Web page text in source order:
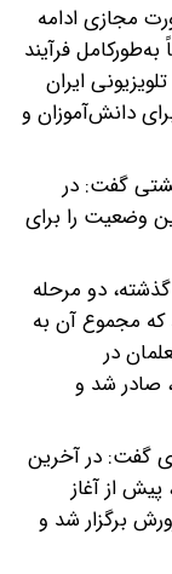
مجازی ادامه
فرآیند
ایران
دانش‌آموزان و
گفت: در
وضعیت را برای
برای نخستین‌بار در ۴۶ سال گذشته، دو مرحله
مجموع آن به
در
صادر شد و
گفت: در آخرین
از آغاز
برگزار شد و